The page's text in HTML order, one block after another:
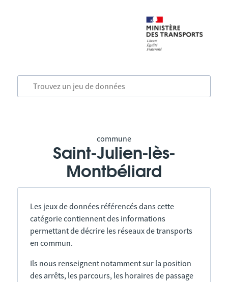
commune
Saint-Julien-lès-
Montbéliard
Les jeux de données référencés dans cette
catégorie contiennent des informations
permettant de décrire les réseaux de transports
en commun.
Ils nous renseignent notamment sur la position
des arrêts, les parcours, les horaires de passage